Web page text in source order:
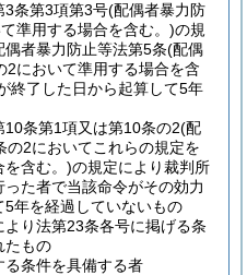
3条第3項第3号(配偶者暴力防
準用する場合を含む。)の規
者暴力防止等法第5条(配偶
2において準用する場合を含
終了した日から起算して5年
条第1項又は第10条の2(配
の2においてこれらの規定を
を含む。)の規定により裁判所
た者で当該命令がその効力
年を経過していないもの
り法第23条各号に掲げる条
たもの
条件を具備する者